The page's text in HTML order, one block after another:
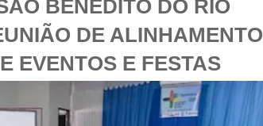
BENEDITO DO RIO
DE ALINHAMENTO
EVENTOS E FESTAS